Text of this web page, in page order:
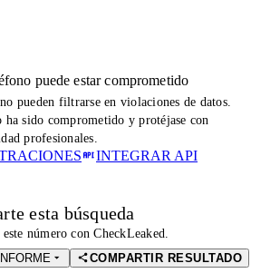
puede estar comprometido
pueden filtrarse en violaciones de datos.
sido comprometido y protéjase con
profesionales.
INTEGRAR API
esta búsqueda
número con CheckLeaked.
COMPARTIR RESULTADO